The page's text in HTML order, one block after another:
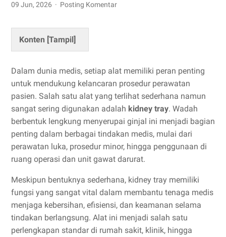
09 Jun, 2026 Posting Komentar
Konten [Tampil]
Dalam dunia medis, setiap alat memiliki peran penting
untuk mendukung kelancaran prosedur perawatan
pasien. Salah satu alat yang terlihat sederhana namun
sangat sering digunakan adalah kidney tray. Wadah
berbentuk lengkung menyerupai ginjal ini menjadi bagian
penting dalam berbagai tindakan medis, mulai dari
perawatan luka, prosedur minor, hingga penggunaan di
ruang operasi dan unit gawat darurat.
Meskipun bentuknya sederhana, kidney tray memiliki
fungsi yang sangat vital dalam membantu tenaga medis
menjaga kebersihan, efisiensi, dan keamanan selama
tindakan berlangsung. Alat ini menjadi salah satu
perlengkapan standar di rumah sakit, klinik, hingga